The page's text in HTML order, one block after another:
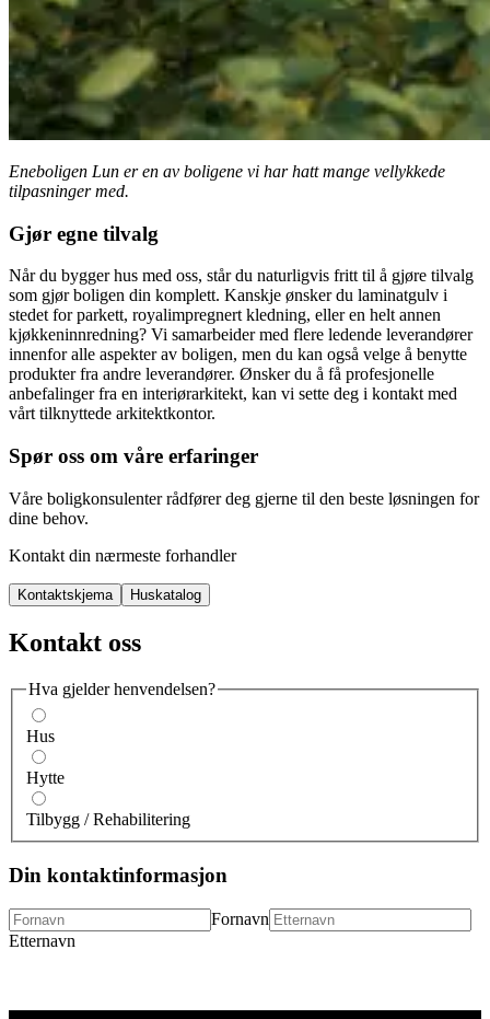
Eneboligen Lun er en av boligene vi har hatt mange vellykkede
tilpasninger med.
Gjør egne tilvalg
Når du bygger hus med oss, står du naturligvis fritt til å gjøre tilvalg
som gjør boligen din komplett. Kanskje ønsker du laminatgulv i
stedet for parkett, royalimpregnert kledning, eller en helt annen
kjøkkeninnredning? Vi samarbeider med flere ledende leverandører
innenfor alle aspekter av boligen, men du kan også velge å benytte
produkter fra andre leverandører. Ønsker du å få profesjonelle
anbefalinger fra en interiørarkitekt, kan vi sette deg i kontakt med
vårt tilknyttede arkitektkontor.
Spør oss om våre erfaringer
Våre boligkonsulenter rådfører deg gjerne til den beste løsningen for
dine behov.
Kontakt din nærmeste forhandler
Kontaktskjema Huskatalog
Kontakt oss
Hva gjelder henvendelsen?
Hus
Hytte
Tilbygg / Rehabilitering
Din kontaktinformasjon
Fornavn
Etternavn